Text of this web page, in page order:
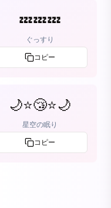
💤💤💤
ぐっすり
コピー
🌙⭐😴⭐🌙
星空の眠り
コピー